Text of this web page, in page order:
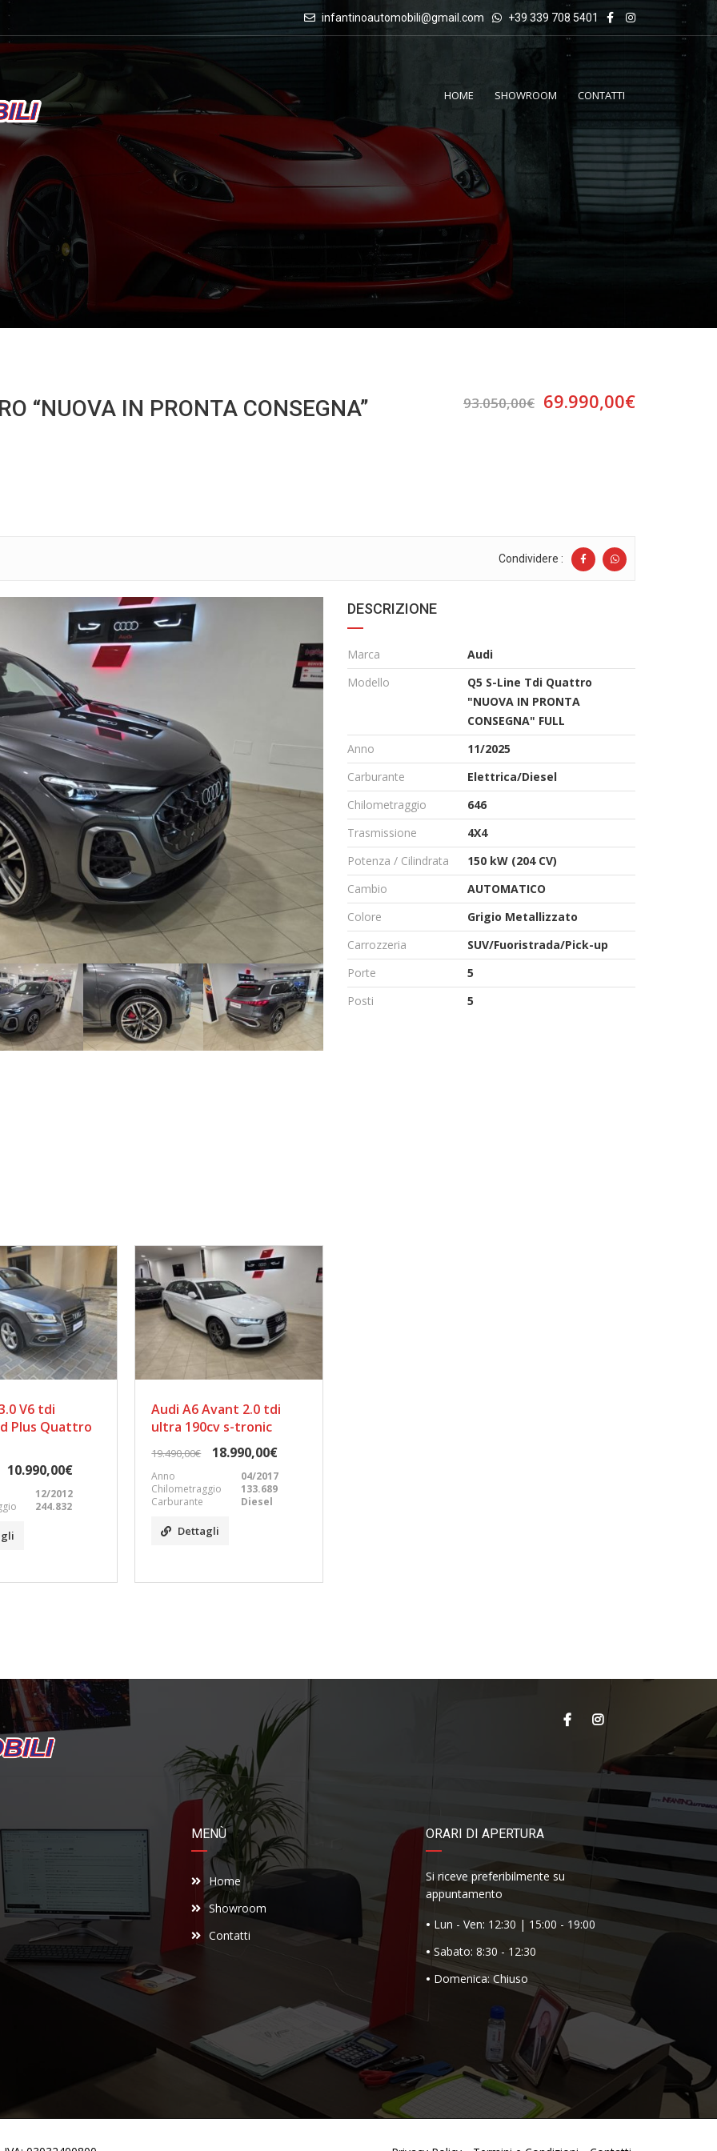
infantinoautomobili@gmail.com +39 339 708 5401
HOME SHOWROOM CONTATTI
“NUOVA IN PRONTA CONSEGNA”
93.050,00€ 69.990,00€
Condividere :
2.0 tdi
s-tronic
04/2017
133.689
Diesel
Audi S6 3.0 tdi mhev
Quattro 349cv Tiptronic
Full Tetto
35.990,00€ 35.000,00€
Anno
06/2020
Chilometraggio
120.110
DESCRIZIONE
Marca
Audi
Modello
Q5 S-Line Tdi Quattro
"NUOVA IN PRONTA
CONSEGNA" FULL
Anno
11/2025
Carburante
Elettrica/Diesel
Chilometraggio
646
Trasmissione
4X4
Potenza / Cilindrata
150 kW (204 CV)
Cambio
AUTOMATICO
Colore
Grigio Metallizzato
Carrozzeria
SUV/Fuoristrada/Pick-up
Porte
5
Posti
5
MENÙ
Home
Showroom
Contatti
ORARI DI APERTURA
Si riceve preferibilmente su
appuntamento
• Lun - Ven: 12:30 | 15:00 - 19:00
• Sabato: 8:30 - 12:30
• Domenica: Chiuso